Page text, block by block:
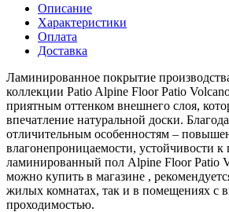
Описание
Характеристики
Оплата
Доставка
Ламинированное покрытие
коллекции Patio Alpine Floor Patio
приятным оттенком внешнего слоя,
впечатление натуральной доски.
отличительным особенностям –
влагонепроницаемости, устойчивости к
ламинированный пол Alpine Floor Patio
можно купить в магазине ,
жилых комнатах, так и в помещениях с
проходимостью.